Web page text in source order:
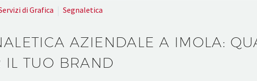
di Grafica Segnaletica
AZIENDALE A IMOLA:
IL TUO BRAND